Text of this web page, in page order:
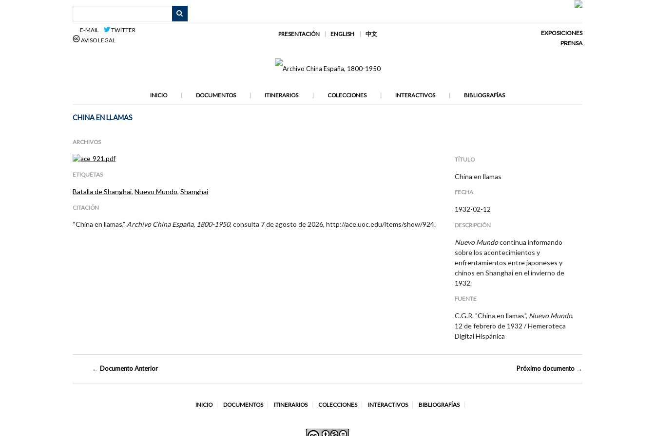
E-MAIL
TWITTER
AVISO LEGAL
PRESENTACIÓN ENGLISH 中文
EXPOSICIONES
PRENSA
INICIO DOCUMENTOS ITINERARIOS COLECCIONES INTERACTIVOS BIBLIOGRAFÍAS
CHINA EN LLAMAS
ARCHIVOS
ETIQUETAS
Batalla de Shanghai,Nuevo Mundo,Shanghai
CITACIÓN
“China en llamas,”Archivo China España, 1800-1950, consulta 7 de agosto de 2026,http://ace.uoc.edu/items/show/924.
TÍTULO
China en llamas
FECHA
1932-02-12
DESCRIPCIÓN
Nuevo Mundocontinua informando
sobre los acontecimientos y
enfrentamientos entre japoneses y
chinos en Shanghai en el invierno de
1932.
FUENTE
C.G.R. "China en llamas", Nuevo Mundo,
12 de febrero de 1932 / Hemeroteca
Digital Hispánica
← Documento Anterior Próximo documento →
INICIO DOCUMENTOS ITINERARIOS COLECCIONES INTERACTIVOS BIBLIOGRAFÍAS